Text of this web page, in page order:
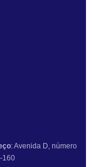
: Avenida D, número
160